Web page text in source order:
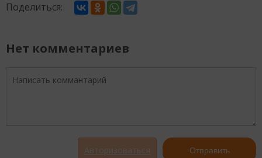
Поделиться:
Нет комментариев
Авторизоваться Отправить